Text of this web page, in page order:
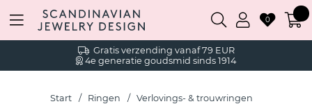
Gratis verzending vanaf 79 EUR
4e generatie goudsmid sinds 1914
0
Start Ringen Verlovings- & trouwringen